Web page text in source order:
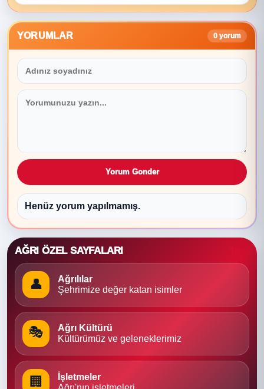
YORUMLAR 0 yorum
Yorum Gonder
Henüz yorum yapılmamış.
AĞRI ÖZEL SAYFALARI
👤
Ağrılılar
Şehrimize değer katan isimler
🎭
Ağrı Kültürü
Kültürümüz ve geleneklerimiz
🏢
İşletmeler